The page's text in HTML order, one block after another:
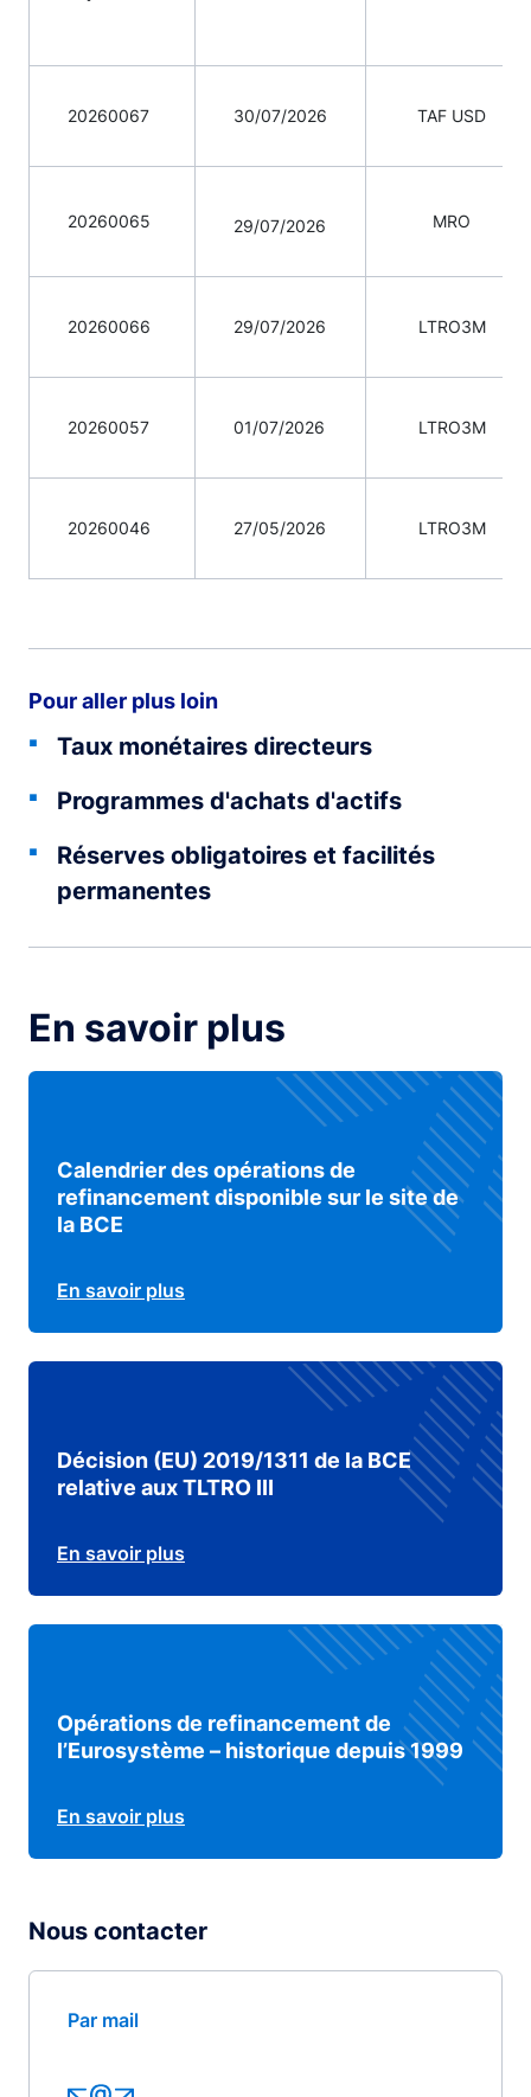
20260067 30/07/2026 TAF USD
20260065 29/07/2026 MRO
20260066 29/07/2026 LTRO3M
20260057 01/07/2026 LTRO3M
20260046 27/05/2026 LTRO3M
Pour aller plus loin
Taux monétaires directeurs
Programmes d'achats d'actifs
Réserves obligatoires et facilités
permanentes
En savoir plus
Calendrier des opérations de
refinancement disponible sur le site de
la BCE
En savoir plus
Décision (EU) 2019/1311 de la BCE
relative aux TLTRO III
En savoir plus
Opérations de refinancement de
l’Eurosystème – historique depuis 1999
En savoir plus
Nous contacter
Par mail